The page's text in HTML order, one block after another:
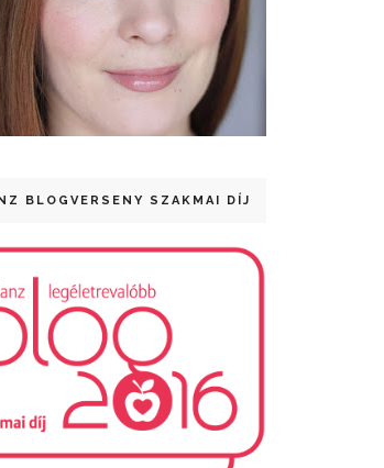
BLOGVERSENY SZAKMAI DÍJ